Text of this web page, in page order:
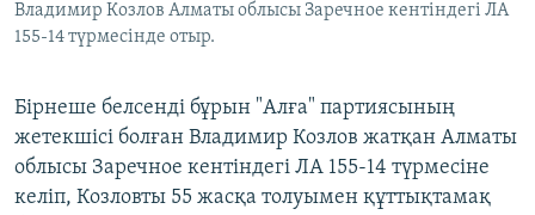
Басқа тілдерде
Владимир Козлов Алматы облысы Заречное кентіндегі ЛА
155-14 түрмесінде отыр.
Бірнеше белсенді бұрын "Алға" партиясының
жетекшісі болған Владимир Козлов жатқан Алматы
облысы Заречное кентіндегі ЛА 155-14 түрмесіне
келіп, Козловты 55 жасқа толуымен құттықтамақ